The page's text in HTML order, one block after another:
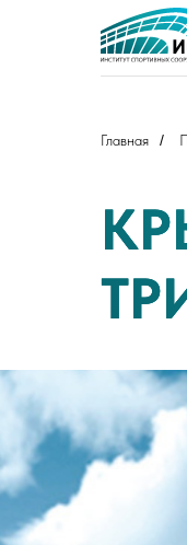
Главная
/